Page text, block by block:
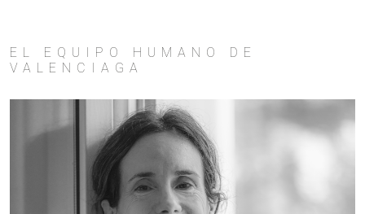
EL EQUIPO HUMANO DE
VALENCIAGA